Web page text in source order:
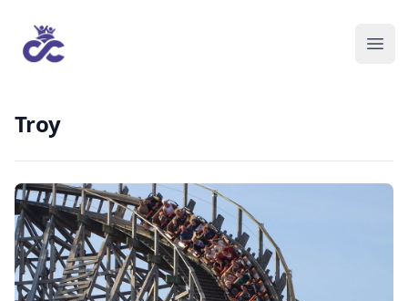
Troy